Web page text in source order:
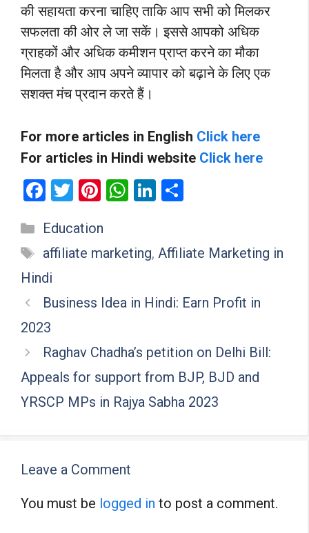
की सहायता करना चाहिए ताकि आप सभी को मिलकर
सफलता की ओर ले जा सकें। इससे आपको अधिक
ग्राहकों और अधिक कमीशन प्राप्त करने का मौका
मिलता है और आप अपने व्यापार को बढ़ाने के लिए एक
सशक्त मंच प्रदान करते हैं।
For more articles in English Click here
For articles in Hindi website Click here
F
ce
b
o
o
k
T
tt
er
Pi
er
es
W
s
p
Li
dI e
Categories
Education
Tags
affiliate marketing, Affiliate Marketing in
Hindi
Business Idea in Hindi: Earn Profit in
2023
Raghav Chadha’s petition on Delhi Bill:
Appeals for support from BJP, BJD and
YRSCP MPs in Rajya Sabha 2023
Leave a Comment
You must be logged in to post a comment.